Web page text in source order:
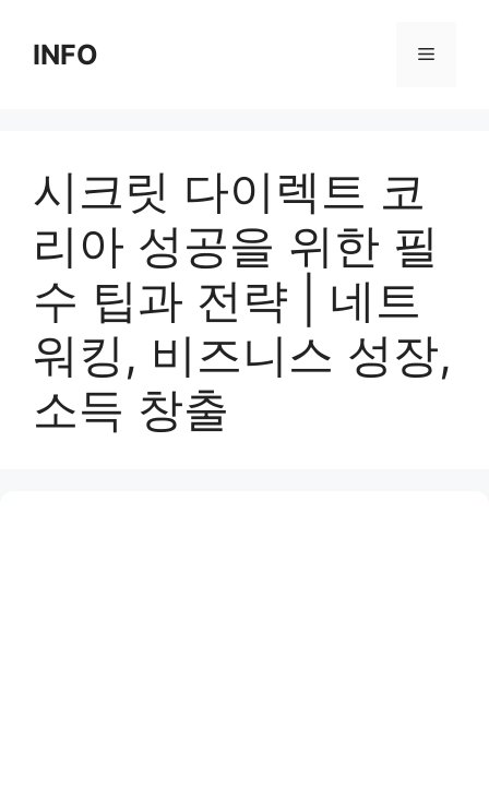
contentINFO Menu
시크릿 다이렉트 코
리아 성공을 위한 필
수 팁과 전략 | 네트
워킹, 비즈니스 성장,
소득 창출